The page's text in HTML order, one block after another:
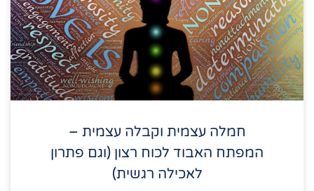
חמלה עצמית וקבלה עצמית –
המפתח האבוד לכוח רצון (וגם פתרון
לאכילה רגשית)